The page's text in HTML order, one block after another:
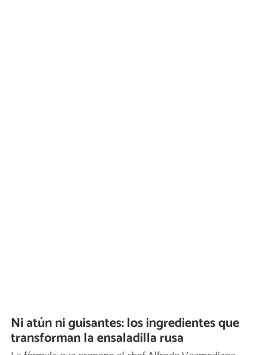
Ni atún ni guisantes: los ingredientes que
transforman la ensaladilla rusa